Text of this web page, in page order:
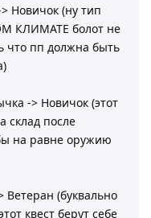
Новичок (ну тип
КЛИМАТЕ болот не
что пп должна быть
-> Новичок (этот
склад после
на равне оружию
Ветеран (буквально
квест берут себе